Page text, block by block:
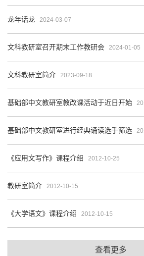
龙年话龙 2024-03-07
文科教研室召开期末工作教研会 2024-01-05
文科教研室简介 2023-09-18
基础部中文教研室教改课活动于近日开始
基础部中文教研室进行经典诵读选手筛选
《应用文写作》课程介绍 2012-10-25
教研室简介 2012-10-15
《大学语文》课程介绍 2012-10-15
查看更多